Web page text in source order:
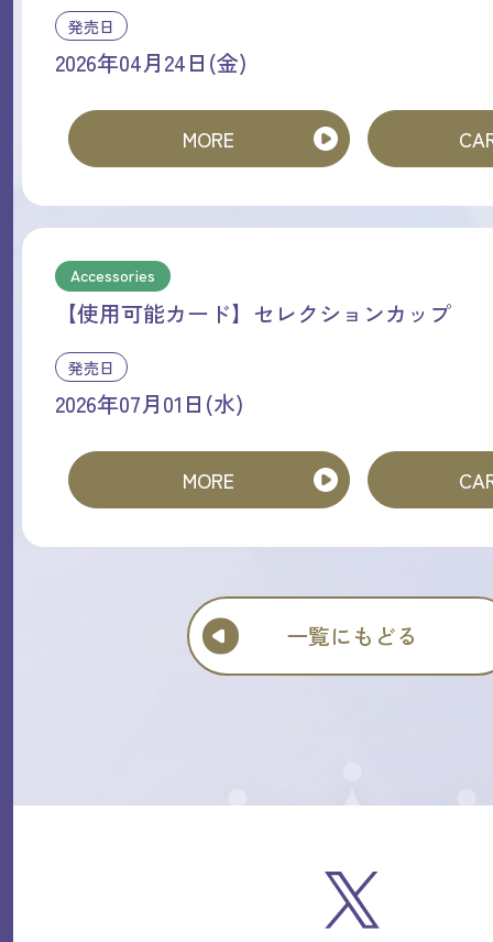
発売日
2026年04月24日(金)
MORE
Accessories
【使用可能カード】セレクションカップ
発売日
2026年07月01日(水)
MORE
一覧にもどる